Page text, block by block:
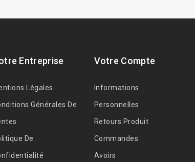
Entreprise
Légales
Générales De
De
Votre Compte
Informations
Personnelles
Retours Produit
Commandes
Avoirs